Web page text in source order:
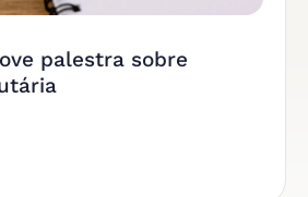
palestra sobre